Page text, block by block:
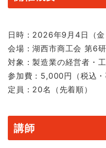
日時：2026年9月4日（
会場：湖西市商工会 第6
対象：製造業の経営者・
参加費：5,000円（税込・
定員：20名（先着順）
講師